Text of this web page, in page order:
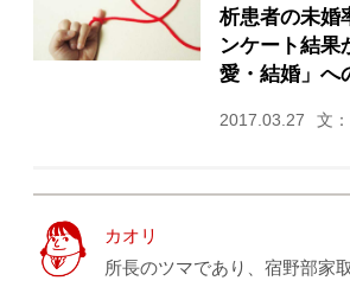
析患者の未婚
ンケート結果
愛・結婚」へ
2017.03.27 文
カオリ
所長のツマであり、宿野部家